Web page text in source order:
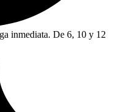
inmediata. De 6, 10 y 12